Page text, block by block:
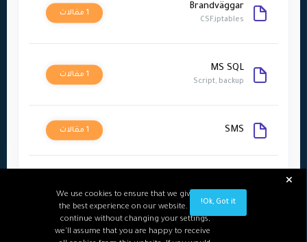
Brandväggar
1 مقالات
CSF,iptables
MS SQL
1 مقالات
Script, backup
SMS 1 مقالات
We use cookies to ensure that we give you
the best experience on our website. If you
continue without changing your settings,
we'll assume that you are happy to receive
Ok, Got it!